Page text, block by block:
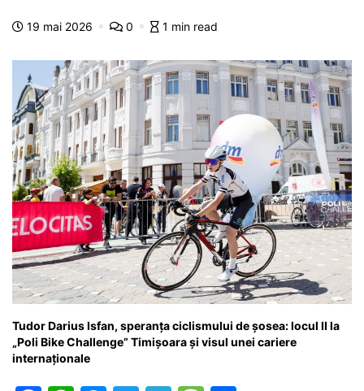
o
k
p
n
er
m g
19 mai 2026 0 1 min read
Tudor Darius Isfan, speranța ciclismului de șosea: locul II la
„Poli Bike Challenge” Timișoara și visul unei cariere
internaționale